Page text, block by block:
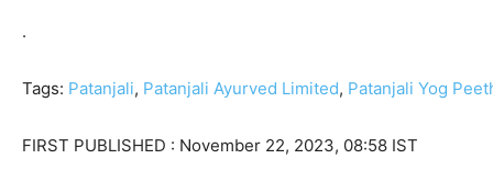
.
Tags: Patanjali, Patanjali Ayurved Limited, Patanjali Yog
FIRST PUBLISHED : November 22, 2023, 08:58 IST